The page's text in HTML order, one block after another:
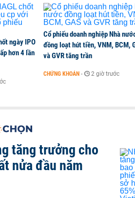
ngày IPO
hơn 4 lần
Cổ phiếu doanh nghiệp Nhà
đồng loạt hút tiền, VNM, BCM,
và GVR tăng trần
CHỨNG KHOÁN - 2 giờ trước
tăng trưởng cho
nửa đầu năm